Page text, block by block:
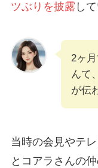
ツぶりを披露 し
2ヶ
んて
が伝
当時の会見やテ
とコアラさんの